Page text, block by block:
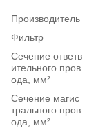
Производитель
Фильтр
Сечение ответв
ительного пров
ода, мм²
Сечение магис
трального пров
ода, мм²